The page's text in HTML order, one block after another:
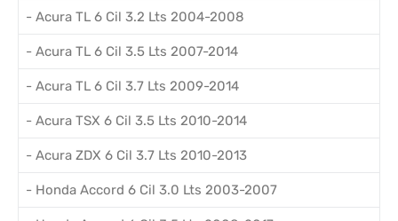
- Acura TL 6 Cil 3.2 Lts 2004-2008
- Acura TL 6 Cil 3.5 Lts 2007-2014
- Acura TL 6 Cil 3.7 Lts 2009-2014
- Acura TSX 6 Cil 3.5 Lts 2010-2014
- Acura ZDX 6 Cil 3.7 Lts 2010-2013
- Honda Accord 6 Cil 3.0 Lts 2003-2007